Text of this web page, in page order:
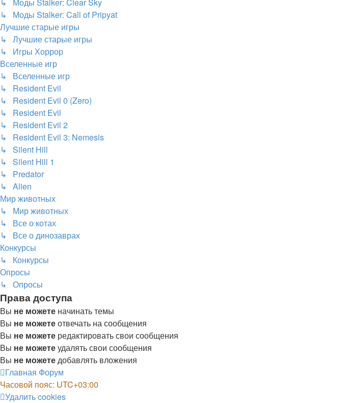
↳ Моды Stalker: Call of Pripyat
Лучшие старые игры
↳ Лучшие старые игры
↳ Игры Хоррор
Вселенные игр
↳ Вселенные игр
↳ Resident Evil
↳ Resident Evil 0 (Zero)
↳ Resident Evil
↳ Resident Evil 2
↳ Resident Evil 3: Nemesis
↳ Silent Hill
↳ Silent Hill 1
↳ Predator
↳ Alien
Мир животных
↳ Мир животных
↳ Все о котах
↳ Все о динозаврах
Конкурсы
↳ Конкурсы
Опросы
↳ Опросы
Права доступа
Вы не можете начинать темы
Вы не можетеотвечать на сообщения
Вы не можете редактировать свои сообщения
Вы не можетеудалять свои сообщения
Вы не можетедобавлять вложения
Главная Форум
Часовой пояс: UTC+03:00
Удалить cookies